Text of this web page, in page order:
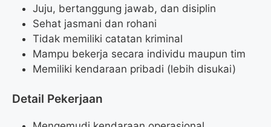
Juju, bertanggung jawab, dan disiplin
Sehat jasmani dan rohani
Tidak memiliki catatan kriminal
Mampu bekerja secara individu maupun tim
Memiliki kendaraan pribadi (lebih disukai)
Detail Pekerjaan